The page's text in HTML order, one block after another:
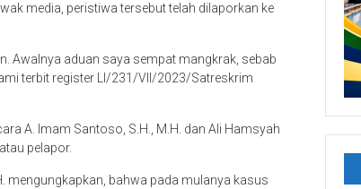
media, peristiwa tersebut telah dilaporkan ke
Awalnya aduan saya sempat mangkrak, sebab
terbit register LI/231/VII/2023/Satreskrim
A. Imam Santoso, S.H., M.H. dan Ali Hamsyah
pelapor.
mengungkapkan, bahwa pada mulanya kasus